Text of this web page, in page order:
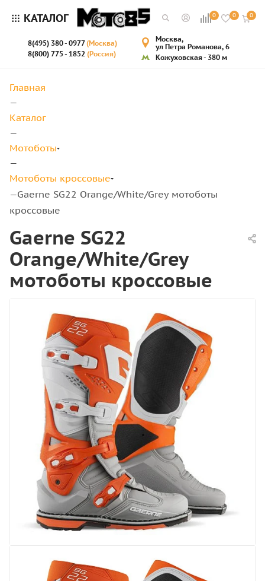
КАТАЛОГ 0 0 0
8(495) 380 - 0977(Москва)
8(800) 775 - 1852 (Россия)
Москва,
ул Петра Романова, 6
Кожуховская - 380 м
Главная
—
Каталог
—
Мотоботы
—
Мотоботы кроссовые
—Gaerne SG22 Orange/White/Grey мотоботы
кроссовые
Gaerne SG22
Orange/White/Grey
мотоботы кроссовые